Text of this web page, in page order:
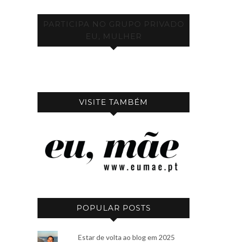
PARTICIPA NO GRUPO PRIVADO
EU, MULHER
VISITE TAMBÉM
POPULAR POSTS
Estar de volta ao blog em 2025